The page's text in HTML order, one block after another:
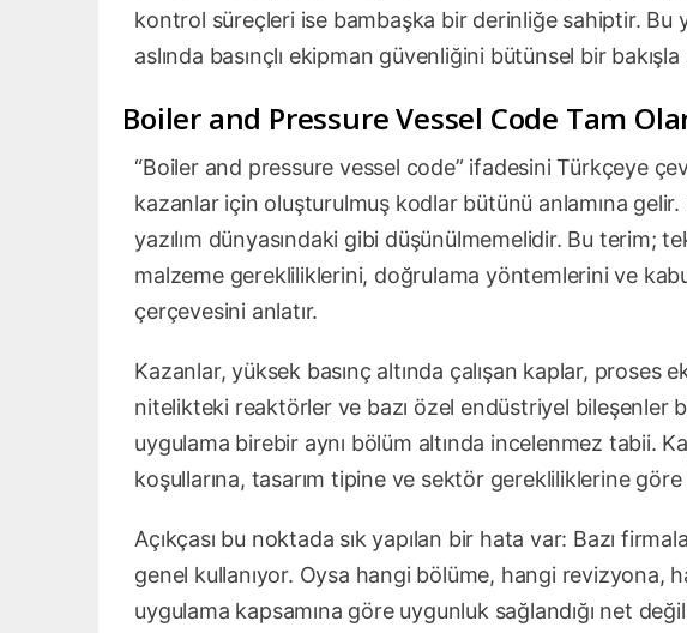
kontrol süreçleri ise bambaşka bir derinliğe sahiptir. Bu
aslında basınçlı ekipman güvenliğini bütünsel bir
Boiler and Pressure Vessel Code Tam
“Boiler and pressure vessel code” ifadesini Türkçeye
kazanlar için oluşturulmuş kodlar bütünü anlamına
yazılım dünyasındaki gibi düşünülmemelidir. Bu terim;
malzeme gerekliliklerini, doğrulama yöntemlerini ve
çerçevesini anlatır.
Kazanlar, yüksek basınç altında çalışan kaplar, proses
nitelikteki reaktörler ve bazı özel endüstriyel bileşenler
uygulama birebir aynı bölüm altında incelenmez tabii.
koşullarına, tasarım tipine ve sektör gerekliliklerine göre
Açıkçası bu noktada sık yapılan bir hata var: Bazı
genel kullanıyor. Oysa hangi bölüme, hangi revizyona,
uygulama kapsamına göre uygunluk sağlandığı net